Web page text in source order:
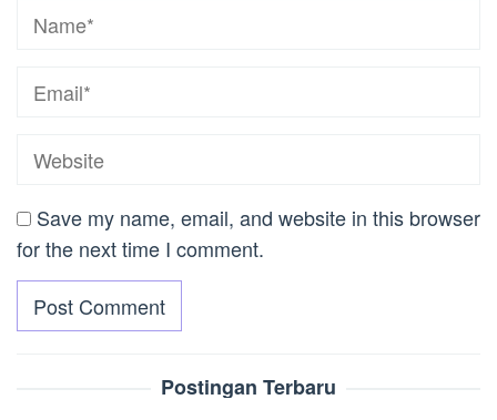
Save my name, email, and website in this browser
for the next time I comment.
Postingan Terbaru